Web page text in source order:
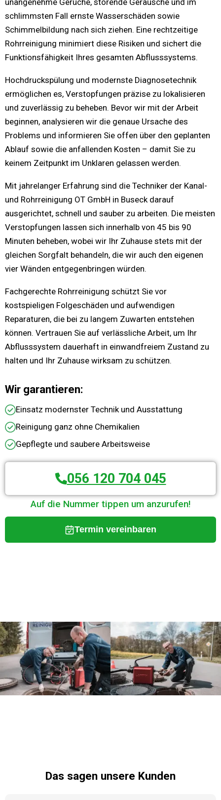
unangenehme Gerüche, störende Geräusche und im
schlimmsten Fall ernste Wasserschäden sowie
Schimmelbildung nach sich ziehen. Eine rechtzeitige
Rohrreinigung minimiert diese Risiken und sichert die
Funktionsfähigkeit Ihres gesamten Abflusssystems.
Hochdruckspülung und modernste Diagnosetechnik
ermöglichen es, Verstopfungen präzise zu lokalisieren
und zuverlässig zu beheben. Bevor wir mit der Arbeit
beginnen, analysieren wir die genaue Ursache des
Problems und informieren Sie offen über den geplanten
Ablauf sowie die anfallenden Kosten – damit Sie zu
keinem Zeitpunkt im Unklaren gelassen werden.
Mit jahrelanger Erfahrung sind die Techniker der Kanal-
und Rohrreinigung OT GmbH in Buseck darauf
ausgerichtet, schnell und sauber zu arbeiten. Die meisten
Verstopfungen lassen sich innerhalb von 45 bis 90
Minuten beheben, wobei wir Ihr Zuhause stets mit der
gleichen Sorgfalt behandeln, die wir auch den eigenen
vier Wänden entgegenbringen würden.
Fachgerechte Rohrreinigung schützt Sie vor
kostspieligen Folgeschäden und aufwendigen
Reparaturen, die bei zu langem Zuwarten entstehen
können. Vertrauen Sie auf verlässliche Arbeit, um Ihr
Abflusssystem dauerhaft in einwandfreiem Zustand zu
halten und Ihr Zuhause wirksam zu schützen.
Wir garantieren:
Einsatz modernster Technik und Ausstattung
Reinigung ganz ohne Chemikalien
Gepflegte und saubere Arbeitsweise
056 120 704 045
Auf die Nummer tippen um anzurufen!
Termin vereinbaren
Das sagen unsere Kunden